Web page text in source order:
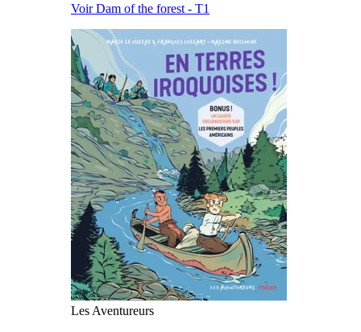
Voir Dam of the forest - T1
Les Aventureurs